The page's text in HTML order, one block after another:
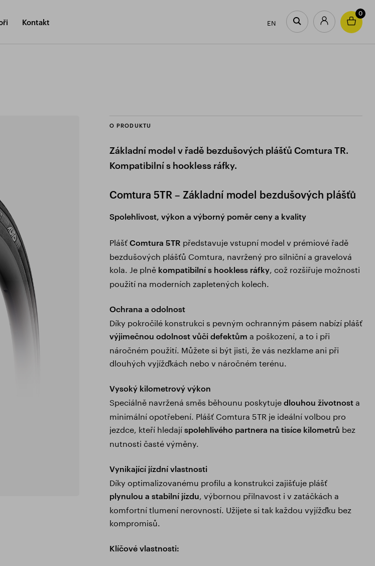
Kontakt EN
0
O PRODUKTU
Základní model v řadě bezdušových plášťů Comtura TR.
Kompatibilní s hookless ráfky.
Comtura 5TR – Základní model bezdušových plášťů
Spolehlivost, výkon a výborný poměr ceny a kvality
Plášť Comtura 5TR představuje vstupní model v prémiové řadě
bezdušových plášťů Comtura, navržený pro silniční a gravelová
kola. Je plně kompatibilní s hookless ráfky, což rozšiřuje možnosti
použití na moderních zapletených kolech.
Ochrana a odolnost
Díky pokročilé konstrukci s pevným ochranným pásem nabízí plášť
výjimečnou odolnost vůči defektům a poškození, a to i při
náročném použití. Můžete si být jisti, že vás nezklame ani při
dlouhých vyjížďkách nebo v náročném terénu.
Vysoký kilometrový výkon
Speciálně navržená směs běhounu poskytuje dlouhou životnosta
minimální opotřebení. Plášť Comtura 5TR je ideální volbou pro
jezdce, kteří hledají spolehlivého partnera na tisíce kilometrů bez
nutnosti časté výměny.
Vynikající jízdní vlastnosti
Díky optimalizovanému profilu a konstrukci zajišťuje plášť
plynulou a stabilní jízdu , výbornou přilnavost i v zatáčkách a
komfortní tlumení nerovností. Užijete si tak každou vyjížďku bez
kompromisů.
Klíčové vlastnosti: